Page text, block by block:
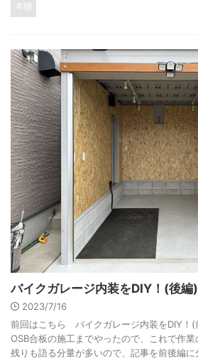
本棚
バイクガレージ内装をDIY！(後編)
2023/7/16
前回はこちら バイクガレージ内装をDIY！(
OSB合板の施工までやったので、これで作
残りも語る分量が多いので、記事を前後編